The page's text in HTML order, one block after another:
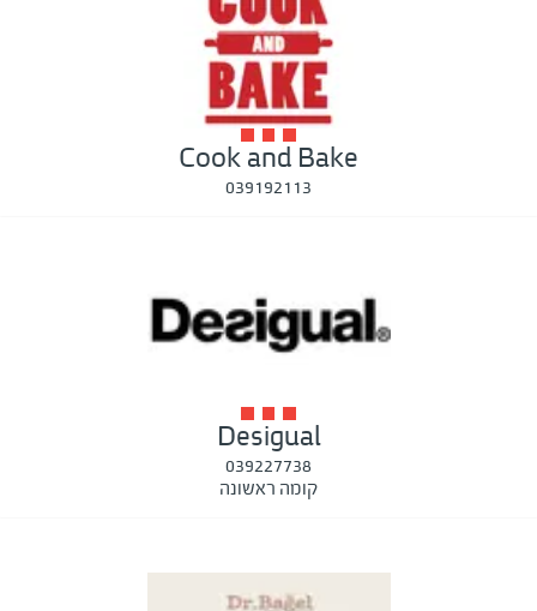
Cook and Bake
039192113
Desigual
039227738
קומה ראשונה